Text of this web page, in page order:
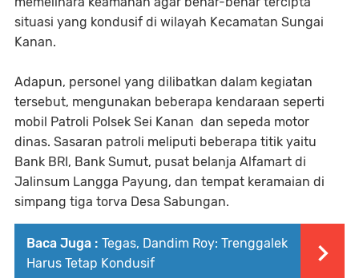
situasi yang kondusif di wilayah Kecamatan Sungai
Kanan.
Adapun, personel yang dilibatkan dalam kegiatan
tersebut, mengunakan beberapa kendaraan seperti
mobil Patroli Polsek Sei Kanan dan sepeda motor
dinas. Sasaran patroli meliputi beberapa titik yaitu
Bank BRI, Bank Sumut, pusat belanja Alfamart di
Jalinsum Langga Payung, dan tempat keramaian di
simpang tiga torva Desa Sabungan.
Baca Juga : Tegas, Dandim Roy: Trenggalek
Harus Tetap Kondusif